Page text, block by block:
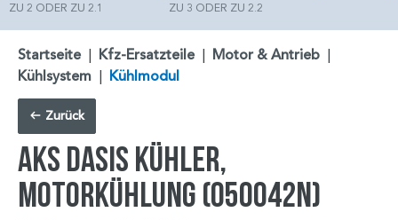
ZU 2 ODER ZU 2.1 ZU 3 ODER ZU 2.2
Startseite | Kfz-Ersatzteile | Motor & Antrieb |
Kühlsystem | Kühlmodul
Zurück
AKS DASIS Kühler,
Motorkühlung (050042N)